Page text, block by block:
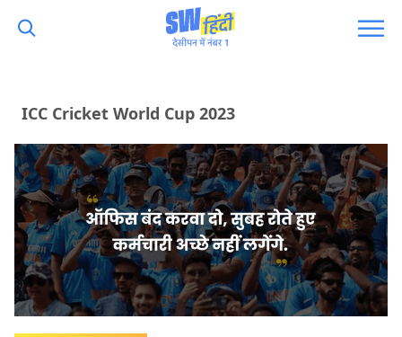
ICC Cricket World Cup 2023